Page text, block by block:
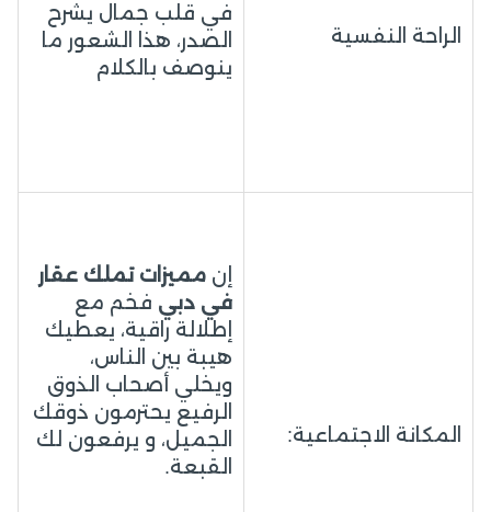
الراحة النفسية
في قلب جمال يشرح
الصدر، هذا الشعور ما
ينوصف بالكلام
المكانة الاجتماعية:
إن مميزات تملك عقار
في دبي فخم مع
إطلالة راقية، يعطيك
هيبة بين الناس،
ويخلي أصحاب الذوق
الرفيع يحترمون ذوقك
الجميل، و يرفعون لك
القبعة.